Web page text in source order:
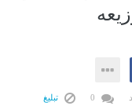
تبليغ